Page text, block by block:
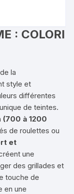
: COLORI
la
style et
différentes
de teintes.
(700 à 1200
de roulettes ou
et
une
des grillades et
touche de
en une